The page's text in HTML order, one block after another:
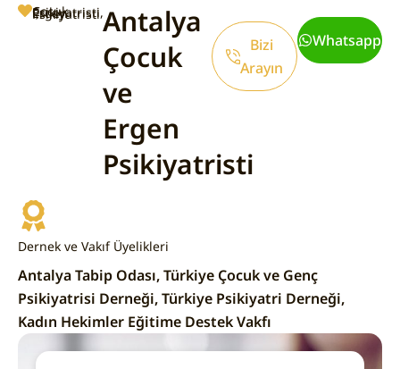
Çocuk Psikiyatristi, Ergen Psikiyatristi Antalya
Çocuk
ve
Ergen
Psikiyatristi
Bizi
Arayın
Whatsapp
Dernek ve Vakıf Üyelikleri
Antalya Tabip Odası, Türkiye Çocuk ve Genç
Psikiyatrisi Derneği, Türkiye Psikiyatri Derneği,
Kadın Hekimler Eğitime Destek Vakfı